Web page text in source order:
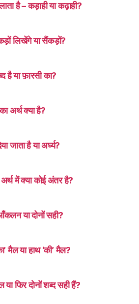
है – कड़ाही या कढ़ाही?
लिखेंगे या सैंकड़ों?
है या फ़ारसी का?
अर्थ क्या है?
जाता है या अर्घ्य?
में क्या कोई अंतर है?
या दोनों सही?
मैल या हाथ ‘की’ मैल?
फिर दोनों शब्द सही हैं?